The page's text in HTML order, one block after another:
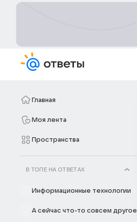
Главная
Моя лента
Пространства
В ТОПЕ НА ОТВЕТАХ
Информационные технологии
А сейчас что-то совсем другое